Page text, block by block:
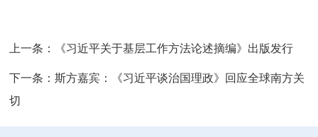
上一条： 《习近平关于基层工作方法论述摘编》出版发行
下一条：斯方嘉宾：《习近平谈治国理政》回应全球南方关
切